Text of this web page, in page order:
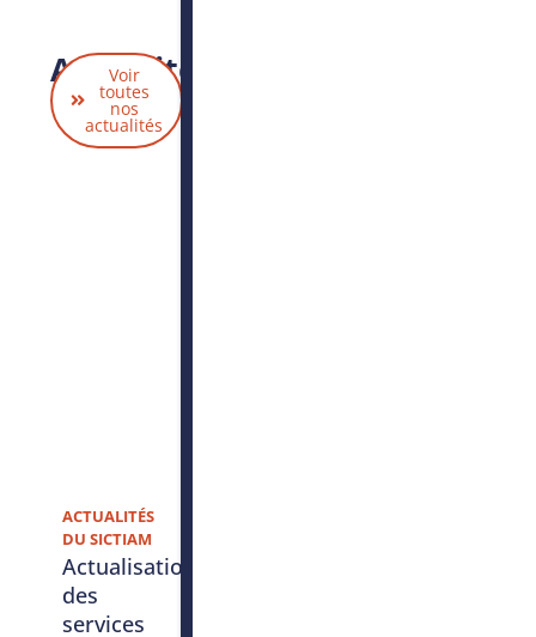
Actualités
liées
Voir
toutes
nos
actualités
ACTUALITÉS
DU SICTIAM
Actualisation
des
services